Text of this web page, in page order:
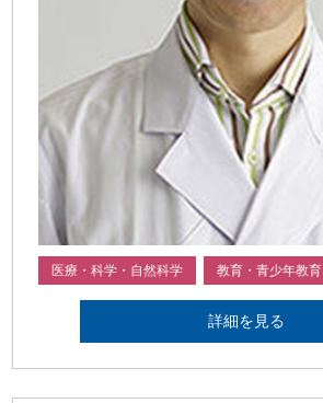
医療・科学・自然科学 教育・青少年教育
詳細を見る